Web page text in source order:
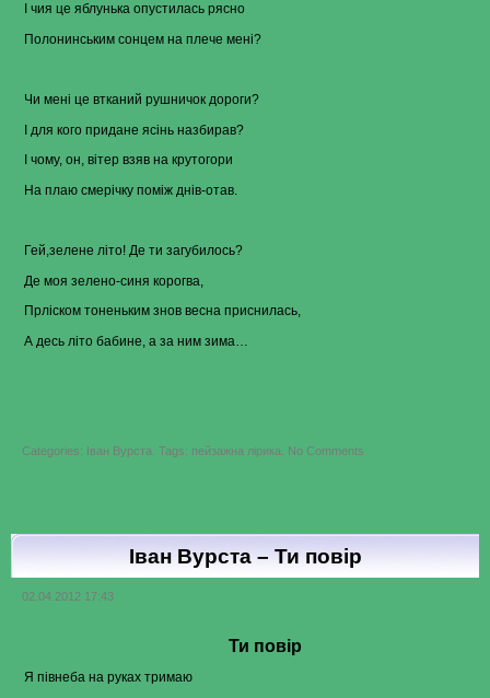
І чия це яблунька опустилась рясно
Полонинським сонцем на плече мені?
Чи мені це втканий рушничок дороги?
І для кого придане ясінь назбирав?
І чому, он, вітер взяв на крутогори
На плаю смерічку поміж днів-отав.
Гей,зелене літо! Де ти загубилось?
Де моя зелено-синя корогва,
Прліском тоненьким знов весна приснилась,
А десь літо бабине, а за ним зима…
Categories: Іван Вурста Tags: пейзажна лірика No Comments
Іван Вурста – Ти повір
02.04.2012 17:43
Ти повір
Я півнеба на руках тримаю